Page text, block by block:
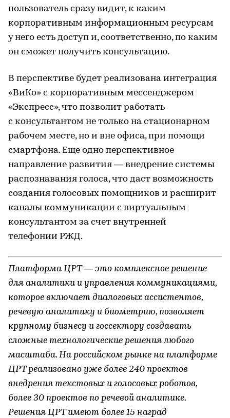
пользователь сразу видит, к каким
корпоративным информационным ресурсам
у него есть доступ и, соответственно, по каким
он сможет получить консультацию.
В перспективе будет реализована интеграция
«ВиКо» с корпоративным мессенджером
«Экспресс», что позволит работать
с консультантом не только на стационарном
рабочем месте, но и вне офиса, при помощи
смартфона. Еще одно перспективное
направление развития — внедрение системы
распознавания голоса, что даст возможность
создания голосовых помощников и расширит
каналы коммуникации с виртуальным
консультантом за счет внутренней
телефонии РЖД.
Платформа ЦРТ — это комплексное решение
для аналитики и управления коммуникациями,
которое включает диалоговых ассистентов,
речевую аналитику и биометрию, позволяет
крупному бизнесу и госсектору создавать
сложные технологические решения любого
масштаба. На российском рынке на платформе
ЦРТ реализовано уже более 240 проектов
внедрения текстовых и голосовых роботов,
более 30 проектов по речевой аналитике.
Решения ЦРТ имеют более 15 наград